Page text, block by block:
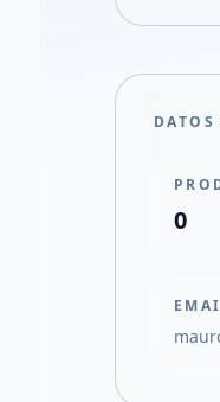
DATOS
0